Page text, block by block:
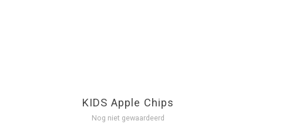
KIDS Apple Chips
Nog niet gewaardeerd